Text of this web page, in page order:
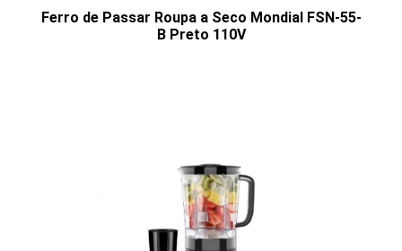
Ferro de Passar Roupa a Seco Mondial FSN-55-
B Preto 110V